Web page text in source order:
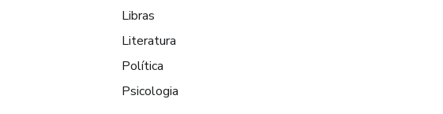
Libras
Literatura
Política
Psicologia